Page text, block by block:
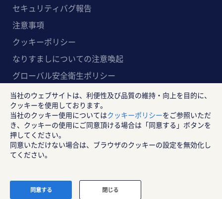
セキュリティバグ報告
注意事項
クッキーポリシー
なりすましについての注意喚起
グローバル安全衛生ポリシー
マルチステークホルダー方針
ランスタッド株式会社
〒102-8578 東京都千代田区紀尾井町4-1 ニューオー
タニガーデンコート21F
RANDSTAD, HUMAN FORWARD及びSHAPING THE
© Randstad Japan
当社のウェブサイトは、利便性及び品質の維持・向上を目的に、
クッキーを使用しております。
当社のクッキー使用についてはクッキーポリシーをご参照いただ
き、クッキーの使用にご同意頂ける場合は「同意する」ボタンを
押してください。
同意いただけない場合は、ブラウザのクッキーの設定を無効化し
てください。
同意する 閉じる